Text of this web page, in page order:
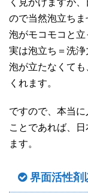
ので当然泡立ちま
泡がモコモコと立
実は泡立ち＝洗浄
泡が立たなくて
くれます。
ですので、本当
ことであれば、
ます。
界面活性剤